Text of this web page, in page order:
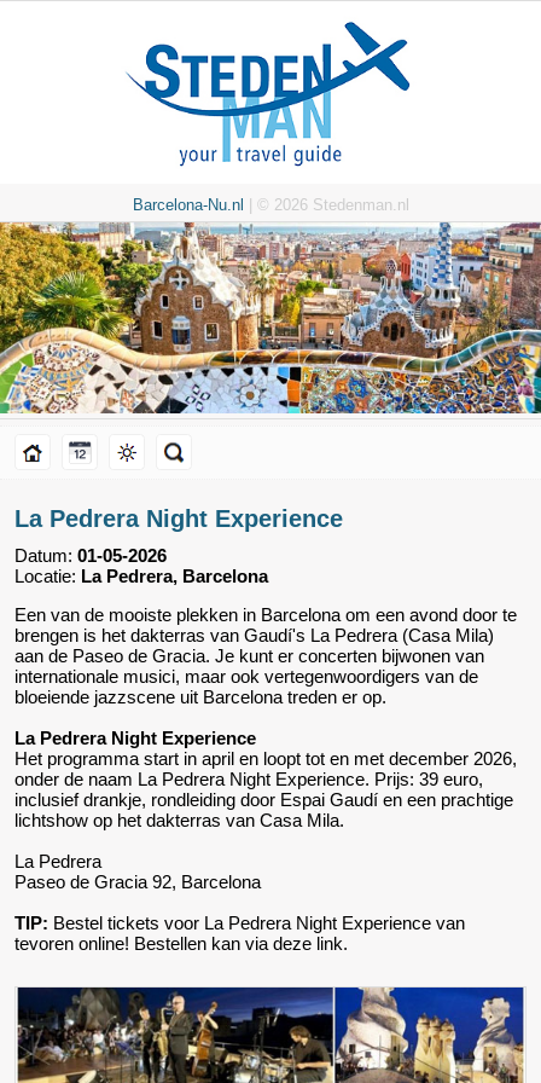
Barcelona-Nu.nl | © 2026 Stedenman.nl
La Pedrera Night Experience
Datum: 01-05-2026
Locatie: La Pedrera, Barcelona
Een van de mooiste plekken in Barcelona om een avond door te
brengen is het dakterras van Gaudí's La Pedrera (Casa Mila)
aan de Paseo de Gracia. Je kunt er concerten bijwonen van
internationale musici, maar ook vertegenwoordigers van de
bloeiende jazzscene uit Barcelona treden er op.
La Pedrera Night Experience
Het programma start in april en loopt tot en met december 2026,
onder de naam La Pedrera Night Experience. Prijs: 39 euro,
inclusief drankje, rondleiding door Espai Gaudí en een prachtige
lichtshow op het dakterras van Casa Mila.
La Pedrera
Paseo de Gracia 92, Barcelona
TIP: Bestel tickets voor La Pedrera Night Experience van
tevoren online! Bestellen kan via deze link.